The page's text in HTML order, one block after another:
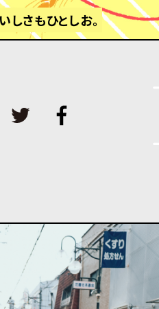
しさもひとしお。